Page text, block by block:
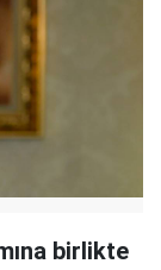
birlikte